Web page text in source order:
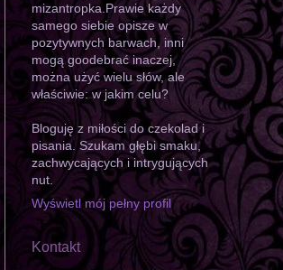
mizantropka.Prawie każdy
samego siebie opisze w
pozytywnych barwach, inni
mogą goodebrać inaczej,
można użyć wielu słów, ale
właściwie: w jakim celu?
Bloguję z miłości do czekolad i
pisania. Szukam głębi smaku,
zachwycających i intrygujących
nut.
Wyświetl mój pełny profil
Kontakt